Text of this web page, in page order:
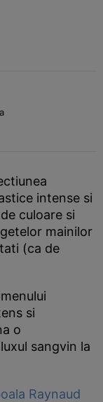
intense si
culoare si
mainilor
(ca de
si
o
sangvin la
Raynaud